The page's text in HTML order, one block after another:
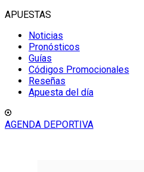
APUESTAS
Noticias
Pronósticos
Guías
Códigos Promocionales
Reseñas
Apuesta del día
AGENDA DEPORTIVA